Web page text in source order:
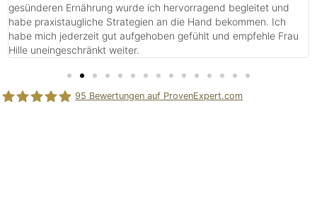
gesünderen Ernährung wurde ich hervorragend begleitet und
habe praxistaugliche Strategien an die Hand bekommen. Ich
habe mich jederzeit gut aufgehoben gefühlt und empfehle Frau
Hille uneingeschränkt weiter.
95 Bewertungen auf ProvenExpert.com